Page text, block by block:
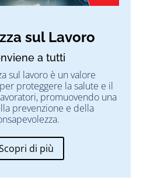
sul Lavoro
a tutti
sul lavoro è un valore
proteggere la salute e il
promuovendo una
prevenzione e della
di più